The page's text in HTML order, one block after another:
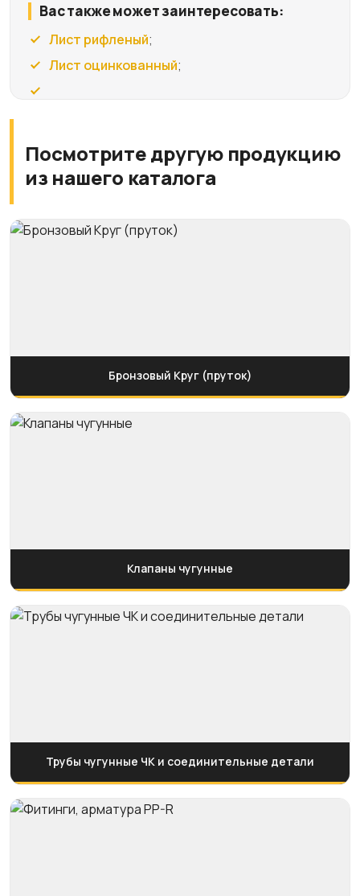
Вас также может заинтересовать:
Лист рифленый;
Лист оцинкованный;
Посмотрите другую продукцию
из нашего каталога
Бронзовый Круг (пруток)
Клапаны чугунные
Трубы чугунные ЧК и соединительные детали